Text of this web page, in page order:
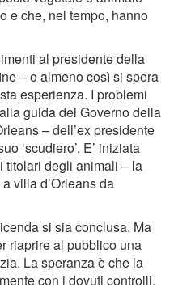
e che, nel tempo, hanno
al presidente della
– o almeno così si spera
esperienza. I problemi
guida del Governo della
– dell’ex presidente
‘scudiero’. E’ iniziata
titolari degli animali – la
villa d’Orleans da
si sia conclusa. Ma
riaprire al pubblico una
La speranza è che la
con i dovuti controlli.